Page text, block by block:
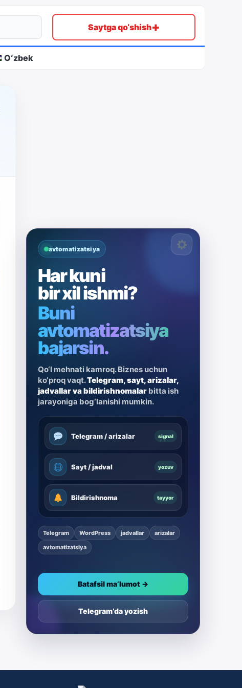
Saytga qo‘shish+
Oʻzbek
avtomatizatsiya
Har kuni
bir xil ishmi?
Buni
avtomatizatsiya
bajarsin.
Qo‘l mehnati kamroq. Biznes uchun
ko‘proq vaqt.Telegram, sayt, arizalar,
jadvallar va bildirishnomalar bitta ish
jarayoniga bog‘lanishi mumkin.
Telegram / arizalar signal
Sayt / jadval yozuv
Bildirishnoma tayyor
Telegram WordPress jadvallar
arizalar
avtomatizatsiya
Batafsil ma’lumot →
Telegram’da yozish